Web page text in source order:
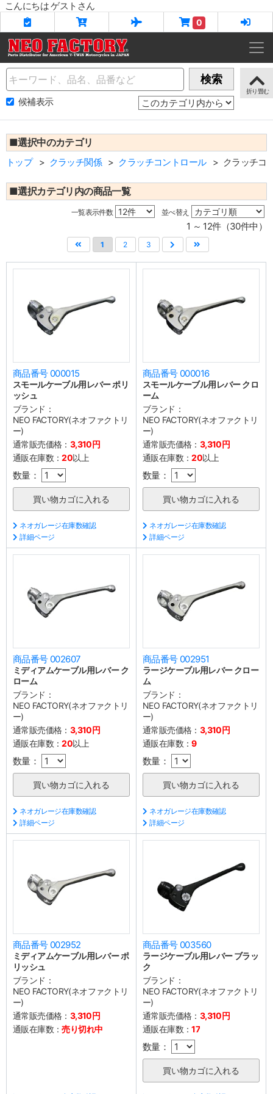
こんにちは ゲストさん
0
Name 検索
候補表示
■選択中のカテゴリ
トップ クラッチ関係 クラッチコントロール クラッチコ
■選択カテゴリ内の商品一覧
一覧表示件数 並べ替え
1 ～ 12件（30件中）
1 2 3
商品番号 000015
スモールケーブル用レバー ポリ
ッシュ
ブランド：
NEO FACTORY(ネオファクトリ
ー)
通常販売価格： 3,310円
通販在庫数：20以上
数量：
ネオガレージ在庫数確認
詳細ページ
商品番号 000016
スモールケーブル用レバー クロ
ーム
ブランド：
NEO FACTORY(ネオファクトリ
ー)
通常販売価格： 3,310円
通販在庫数：20以上
数量：
ネオガレージ在庫数確認
詳細ページ
商品番号 002607
ミディアムケーブル用レバー ク
ローム
ブランド：
NEO FACTORY(ネオファクトリ
ー)
通常販売価格： 3,310円
通販在庫数：20以上
数量：
ネオガレージ在庫数確認
詳細ページ
商品番号 002951
ラージケーブル用レバー クロー
ム
ブランド：
NEO FACTORY(ネオファクトリ
ー)
通常販売価格： 3,310円
通販在庫数：9
数量：
ネオガレージ在庫数確認
詳細ページ
商品番号 002952
ミディアムケーブル用レバー ポ
リッシュ
ブランド：
NEO FACTORY(ネオファクトリ
ー)
通常販売価格： 3,310円
通販在庫数：売り切れ中
商品番号 003560
ラージケーブル用レバー ブラッ
ク
ブランド：
NEO FACTORY(ネオファクトリ
ー)
通常販売価格： 3,310円
通販在庫数：17
数量：